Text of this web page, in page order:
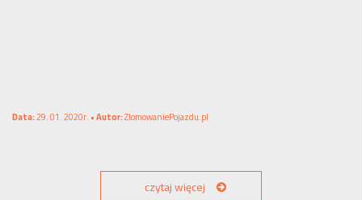
Data:29. 01. 2020r. •Autor:ZlomowaniePojazdu.pl
czytaj więcej